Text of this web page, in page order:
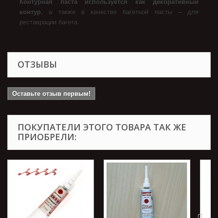
контур, а также в качестве багетной пасты – для
реставрации багета.
ОТЗЫВЫ
Оставьте отзыв первым!
ПОКУПАТЕЛИ ЭТОГО ТОВАРА ТАК ЖЕ
ПРИОБРЕЛИ: